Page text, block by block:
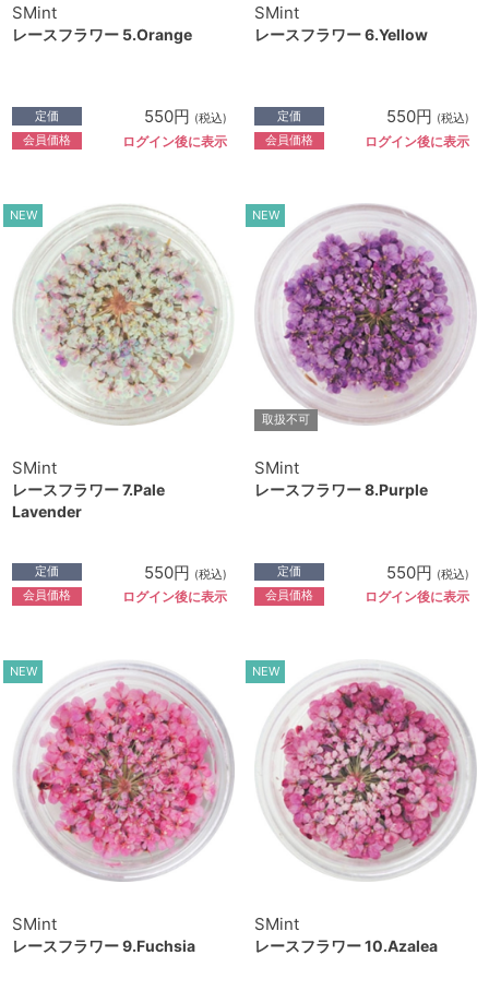
SMint
レースフラワー 5.Orange
定価 550円 (税込)
会員価格 ログイン後に表示
SMint
レースフラワー 6.Yellow
定価 550円 (税込)
会員価格 ログイン後に表示
NEW
SMint
レースフラワー 7.Pale
Lavender
定価 550円 (税込)
会員価格 ログイン後に表示
NEW
取扱不可
SMint
レースフラワー 8.Purple
定価 550円 (税込)
会員価格 ログイン後に表示
NEW
SMint
レースフラワー 9.Fuchsia
NEW
SMint
レースフラワー 10.Azalea